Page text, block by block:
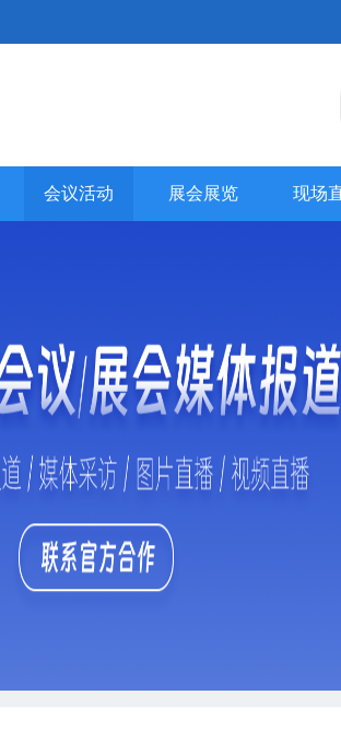
会议活动 展会展览 现场